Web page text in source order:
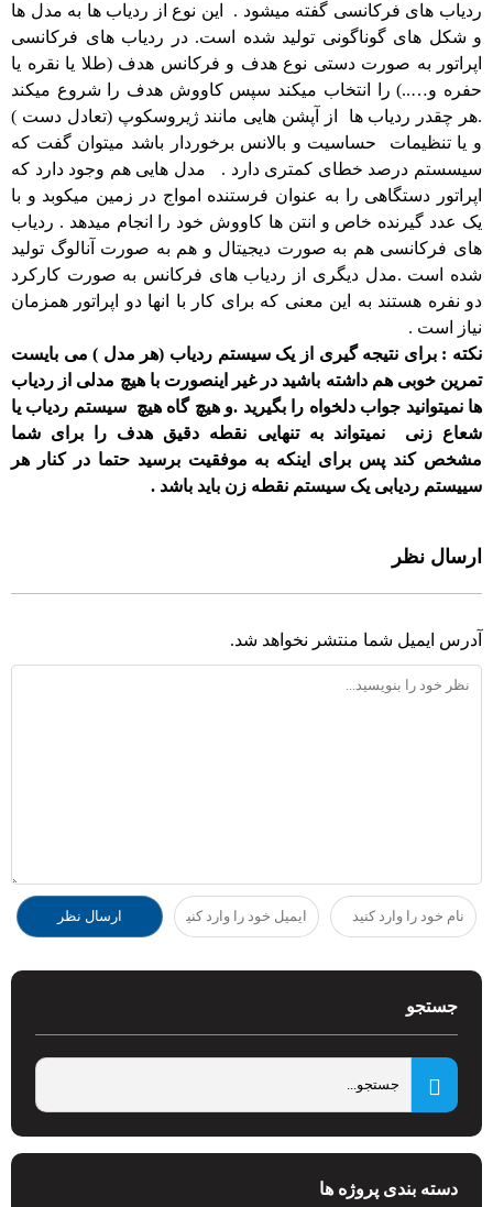
ردیاب های فرکانسی گفته میشود . این نوع از ردیاب ها به مدل ها
و شکل های گوناگونی تولید شده است. در ردیاب های فرکانسی
اپراتور به صورت دستی نوع هدف و فرکانس هدف (طلا یا نقره یا
حفره و…..) را انتخاب میکند سپس کاووش هدف را شروع میکند
.هر چقدر ردیاب ها از آپشن هایی مانند ژیروسکوپ (تعادل دست )
و یا تنظیمات حساسیت و بالانس برخوردار باشد میتوان گفت که
سیسستم درصد خطای کمتری دارد . مدل هایی هم وجود دارد که
اپراتور دستگاهی را به عنوان فرستنده امواج در زمین میکوبد و با
یک عدد گیرنده خاص و انتن ها کاووش خود را انجام میدهد . ردیاب
های فرکانسی هم به صورت دیجیتال و هم به صورت آنالوگ تولید
شده است .مدل دیگری از ردیاب های فرکانس به صورت کارکرد
دو نفره هستند به این معنی که برای کار با انها دو اپراتور همزمان
نیاز است .
نکته : برای نتیجه گیری از یک سیستم ردیاب (هر مدل ) می بایست
تمرین خوبی هم داشته باشید در غیر اینصورت با هیچ مدلی از ردیاب
ها نمیتوانید جواب دلخواه را بگیرید .و هیچ گاه هیچ سیستم ردیاب یا
شعاع زنی نمیتواند به تنهایی نقطه دقیق هدف را برای شما
مشخص کند پس برای اینکه به موفقیت برسید حتما در کنار هر
سییستم ردیابی یک سیستم نقطه زن باید باشد .
ارسال نظر
آدرس ایمیل شما منتشر نخواهد شد.
جستجو
دسته بندی پروژه ها